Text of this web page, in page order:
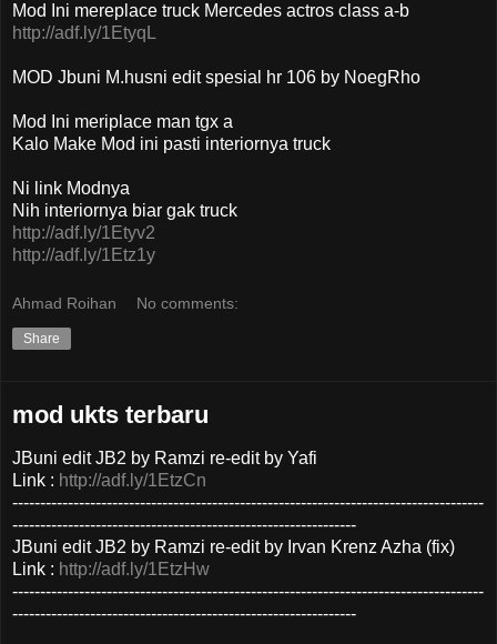
Mod Ini mereplace truck Mercedes actros class a-b
http://adf.ly/1EtyqL
MOD Jbuni M.husni edit spesial hr 106 by NoegRho
Mod Ini meriplace man tgx a
Kalo Make Mod ini pasti interiornya truck
Ni link Modnya
Nih interiornya biar gak truck
http://adf.ly/1Etyv2
http://adf.ly/1Etz1y
Ahmad Roihan No comments:
Share
mod ukts terbaru
JBuni edit JB2 by Ramzi re-edit by Yafi
Link : http://adf.ly/1EtzCn
-------------------------------------------------------------------------------------
--------------------------------------------------------------
JBuni edit JB2 by Ramzi re-edit by Irvan Krenz Azha (fix)
Link : http://adf.ly/1EtzHw
-------------------------------------------------------------------------------------
--------------------------------------------------------------